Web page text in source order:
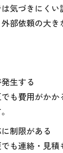
気づきにくい
部依頼の大き
生する
も費用がかか
制限がある
も連絡・見積